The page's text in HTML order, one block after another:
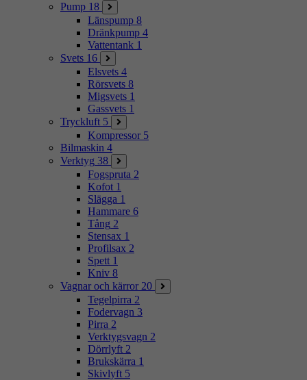
Pump 18
Länspump 8
Dränkpump 4
Vattentank 1
Svets 16
Elsvets 4
Rörsvets 8
Migsvets 1
Gassvets 1
Tryckluft 5
Kompressor 5
Bilmaskin 4
Verktyg 38
Fogspruta 2
Kofot 1
Slägga 1
Hammare 6
Tång 2
Stensax 1
Profilsax 2
Spett 1
Kniv 8
Vagnar och kärror 20
Tegelpirra 2
Fodervagn 3
Pirra 2
Verktygsvagn 2
Dörrlyft 2
Brukskärra 1
Skivlyft 5